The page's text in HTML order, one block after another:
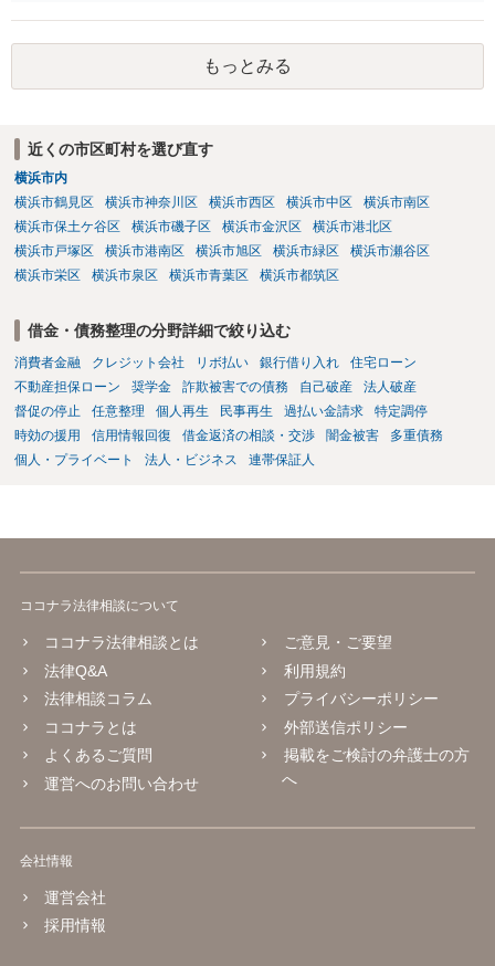
もっとみる
近くの市区町村を選び直す
横浜市内
横浜市鶴見区
横浜市神奈川区 横浜市西区 横浜市中区
横浜市南区
横浜市保土ケ谷区
横浜市磯子区 横浜市金沢区
横浜市港北区
横浜市戸塚区
横浜市港南区 横浜市旭区 横浜市緑区
横浜市瀬谷区
横浜市栄区
横浜市泉区 横浜市青葉区 横浜市都筑区
借金・債務整理の分野詳細で絞り込む
消費者金融 クレジット会社 リボ払い 銀行借り入れ
住宅ローン
不動産担保ローン
奨学金 詐欺被害での債務 自己破産
法人破産
督促の停止
任意整理 個人再生 民事再生 過払い金請求
特定調停
時効の援用
信用情報回復 借金返済の相談・交渉 闇金被害
多重債務
個人・プライベート
法人・ビジネス 連帯保証人
ココナラ法律相談について
ココナラ法律相談とは
法律Q&A
法律相談コラム
ココナラとは
よくあるご質問
運営へのお問い合わせ
ご意見・ご要望
利用規約
プライバシーポリシー
外部送信ポリシー
掲載をご検討の弁護士の方
へ
会社情報
運営会社
採用情報